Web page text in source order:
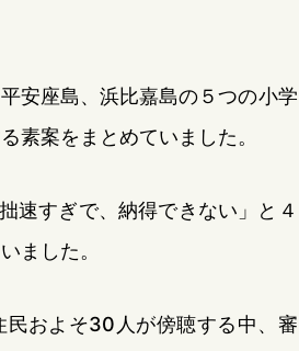
安座島、浜比嘉島の５つの小学
素案をまとめていました。
速すぎで、納得できない」と４
ました。
およそ30人が傍聴する中、審